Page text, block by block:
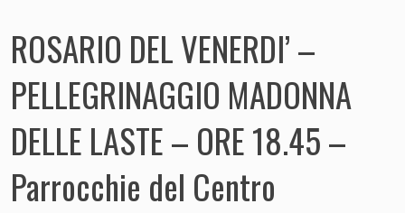
ROSARIO DEL VENERDI’ –
PELLEGRINAGGIO MADONNA
DELLE LASTE – ORE 18.45 –
Parrocchie del Centro